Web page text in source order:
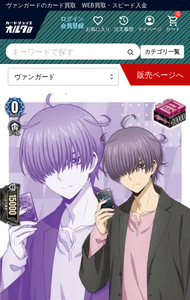
ヴァンガードのカード買取 WEB買取・スピード入金
ログイン
会員登録 お気に入り 注文履歴 マイページ
0
カート
カテゴリ一覧
最新弾
【DZ】ブースター
【DZ】その他ブースター
【DZ】デッキなど
【D】ブースター
【D】その他ブースター
【D】デッキなど
販売ページへ